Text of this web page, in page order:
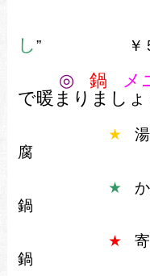
し” ￥
◎ 鍋 メ
で暖まりましょ
★
腐 ￥
★
鍋 ￥
★
鍋 ￥